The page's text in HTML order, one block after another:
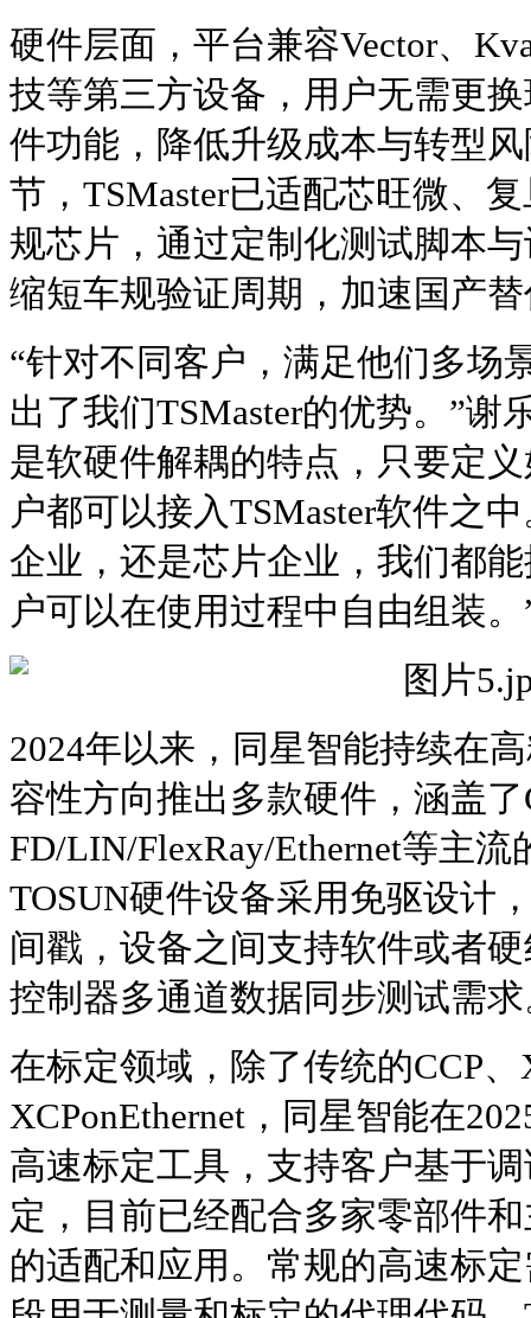
硬件层面，平台兼容Vector、
技等第三方设备，用户无需更
件功能，降低升级成本与转型
节，TSMaster已适配芯旺微、
规芯片，通过定制化测试脚本
缩短车规验证周期，加速国产
“针对不同客户，满足他们多场
出了我们TSMaster的优势。”谢
是软硬件解耦的特点，只要定
户都可以接入TSMaster软件之
企业，还是芯片企业，我们都
户可以在使用过程中自由组装。
2024年以来，同星智能持续在
容性方向推出多款硬件，涵盖
FD/LIN/FlexRay/Ethernet等主
TOSUN硬件设备采用免驱设计
间戳，设备之间支持软件或者
控制器多通道数据同步测试需
在标定领域，除了传统的CCP
XCPonEthernet，同星智能在
高速标定工具，支持客户基于
定，目前已经配合多家零部件
的适配和应用。常规的高速标